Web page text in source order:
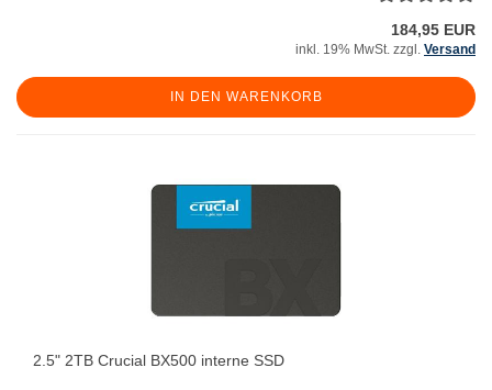
184,95 EUR
inkl. 19% MwSt. zzgl. Versand
IN DEN WARENKORB
2.5" 2TB Crucial BX500 interne SSD